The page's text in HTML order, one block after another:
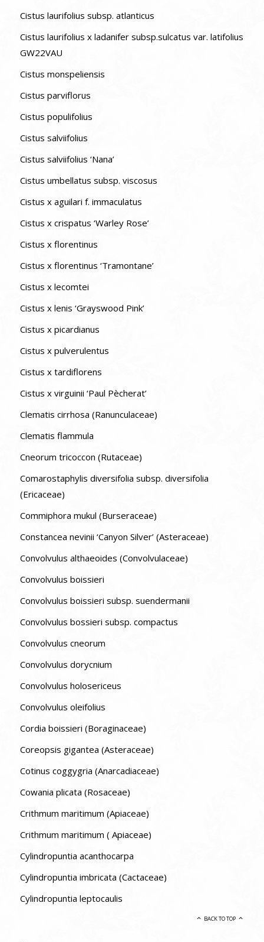
Cistus laurifolius subsp. atlanticus
Cistus laurifolius x ladanifer subsp.sulcatus var. latifolius
GW22VAU
Cistus monspeliensis
Cistus parviflorus
Cistus populifolius
Cistus salviifolius
Cistus salviifolius ‘Nana’
Cistus umbellatus subsp. viscosus
Cistus x aguilari f. immaculatus
Cistus x crispatus ‘Warley Rose’
Cistus x florentinus
Cistus x florentinus ‘Tramontane’
Cistus x lecomtei
Cistus x lenis ‘Grayswood Pink’
Cistus x picardianus
Cistus x pulverulentus
Cistus x tardiflorens
Cistus x virguinii ‘Paul Pècherat’
Clematis cirrhosa (Ranunculaceae)
Clematis flammula
Cneorum tricoccon (Rutaceae)
Comarostaphylis diversifolia subsp. diversifolia
(Ericaceae)
Commiphora mukul (Burseraceae)
Constancea nevinii ‘Canyon Silver’ (Asteraceae)
Convolvulus althaeoides (Convolvulaceae)
Convolvulus boissieri
Convolvulus boissieri subsp. suendermanii
Convolvulus bossieri subsp. compactus
Convolvulus cneorum
Convolvulus dorycnium
Convolvulus holosericeus
Convolvulus oleifolius
Cordia boissieri (Boraginaceae)
Coreopsis gigantea (Asteraceae)
Cotinus coggygria (Anarcadiaceae)
Cowania plicata (Rosaceae)
Crithmum maritimum (Apiaceae)
Crithmum maritimum ( Apiaceae)
Cylindropuntia acanthocarpa
Cylindropuntia imbricata (Cactaceae)
Cylindropuntia leptocaulis
BACK TO TOP